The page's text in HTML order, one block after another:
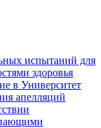
испытаний для
здоровья
в Университет
апелляций